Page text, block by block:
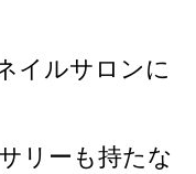
イルサロンに
リーも持たな